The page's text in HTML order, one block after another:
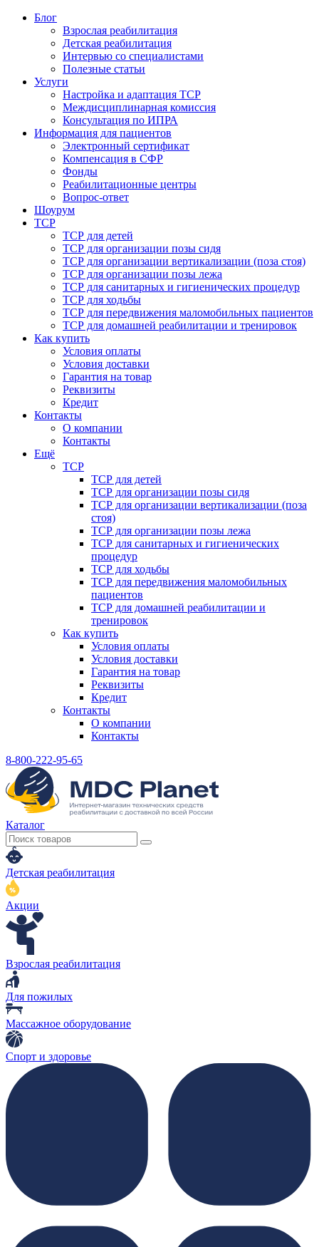
Блог
Взрослая реабилитация
Детская реабилитация
Интервью со специалистами
Полезные статьи
Услуги
Настройка и адаптация ТСР
Междисциплинарная комиссия
Консультация по ИПРА
Информация для пациентов
Электронный сертификат
Компенсация в СФР
Фонды
Реабилитационные центры
Вопрос-ответ
Шоурум
ТСР
ТСР для детей
ТСР для организации позы сидя
ТСР для организации вертикализации (поза стоя)
ТСР для организации позы лежа
ТСР для санитарных и гигиенических процедур
ТСР для ходьбы
ТСР для передвижения маломобильных пациентов
ТСР для домашней реабилитации и тренировок
Как купить
Условия оплаты
Условия доставки
Гарантия на товар
Реквизиты
Кредит
Контакты
О компании
Контакты
Ещё
ТСР
ТСР для детей
ТСР для организации позы сидя
ТСР для организации вертикализации (поза
стоя)
ТСР для организации позы лежа
ТСР для санитарных и гигиенических
процедур
ТСР для ходьбы
ТСР для передвижения маломобильных
пациентов
ТСР для домашней реабилитации и
тренировок
Как купить
Условия оплаты
Условия доставки
Гарантия на товар
Реквизиты
Кредит
Контакты
О компании
Контакты
8-800-222-95-65
Каталог
Детская реабилитация
Акции
Взрослая реабилитация
Для пожилых
Массажное оборудование
Спорт и здоровье